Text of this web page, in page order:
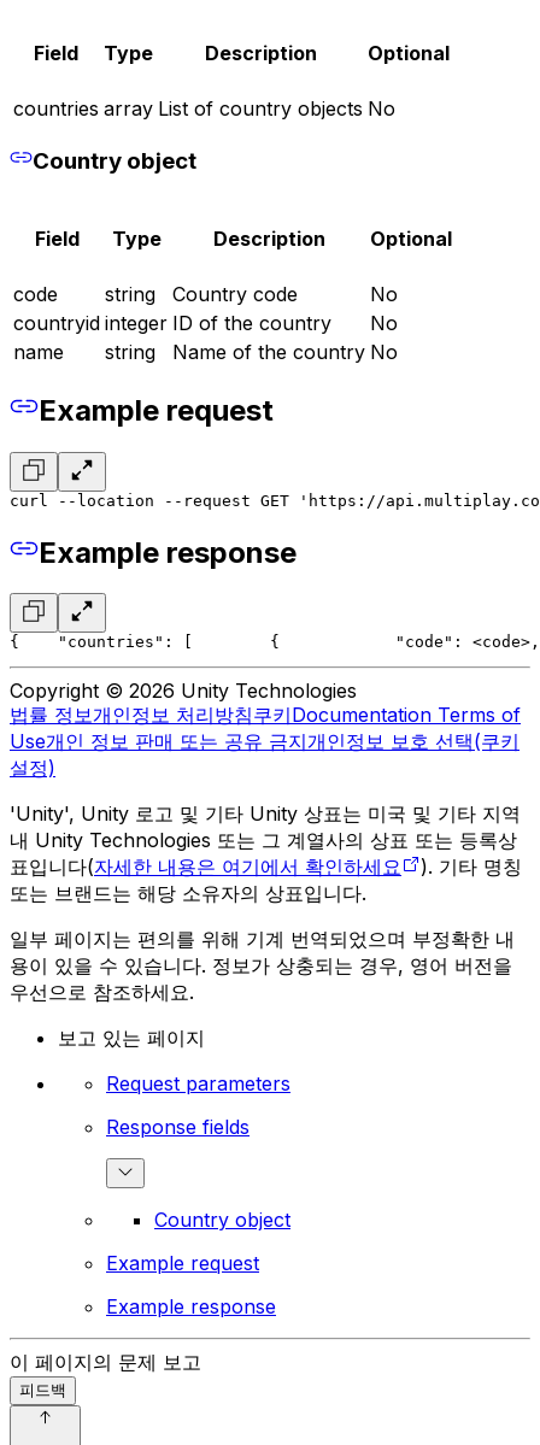
Field Type Description Optional
countries array List of country objects No
Country object
Field Type Description Optional
code string Country code
No
countryid integer ID of the country
No
name
string Name of the country No
Example request
curl --location --request GET 'https://
Example response
{
    "countries": [
        {
            "code": <code>,
Copyright © 2026 Unity Technologies
법률 정보개인정보 처리방침쿠키Documentation Terms of
Use개인 정보 판매 또는 공유 금지개인정보 보호 선택(쿠키
설정)
'Unity', Unity 로고 및 기타 Unity 상표는 미국 및 기타 지역
내 Unity Technologies 또는 그 계열사의 상표 또는 등록상
표입니다(자세한 내용은 여기에서 확인하세요
). 기타 명칭
또는 브랜드는 해당 소유자의 상표입니다.
일부 페이지는 편의를 위해 기계 번역되었으며 부정확한 내
용이 있을 수 있습니다. 정보가 상충되는 경우, 영어 버전을
우선으로 참조하세요.
보고 있는 페이지
Request parameters
Response fields
Country object
Example request
Example response
이 페이지의 문제 보고
피드백